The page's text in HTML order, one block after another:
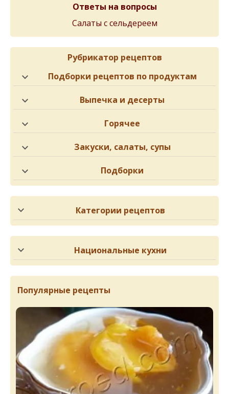
Ответы на вопросы
Салаты с сельдереем
Рубрикатор рецептов
Подборки рецептов по продуктам
Выпечка и десерты
Горячее
Закуски, салаты, супы
Подборки
Категории рецептов
Национальные кухни
Популярные рецепты